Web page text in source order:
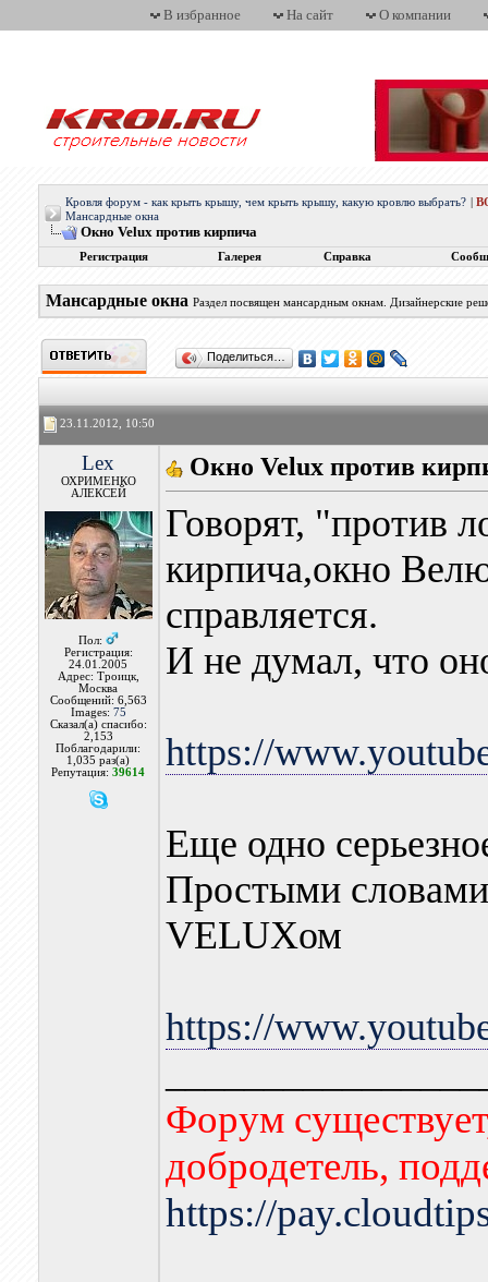
В избранное На сайт О компании
Кровля форум - как крыть крышу, чем крыть крышу, какую кровлю выбрать?
Мансардные окна
Окно Velux против кирпича
Регистрация Галерея Справка
Мансардные окна Раздел посвящен мансардным окнам. Дизайнерские
Поделиться…
23.11.2012, 10:50
Lex
ОХРИМЕНКО
АЛЕКСЕЙ
Пол:
Регистрация:
24.01.2005
Адрес: Троицк,
Москва
Сообщений: 6,563
Images: 75
Сказал(а) спасибо:
2,153
Поблагодарили:
1,035 раз(а)
Репутация:39614
Окно Velux против
Говорят, "против
кирпича,окно
справляется.
И не думал, что
https://
Еще одно
Простыми
VELUXом
https://
Форум
добродетель,
https://